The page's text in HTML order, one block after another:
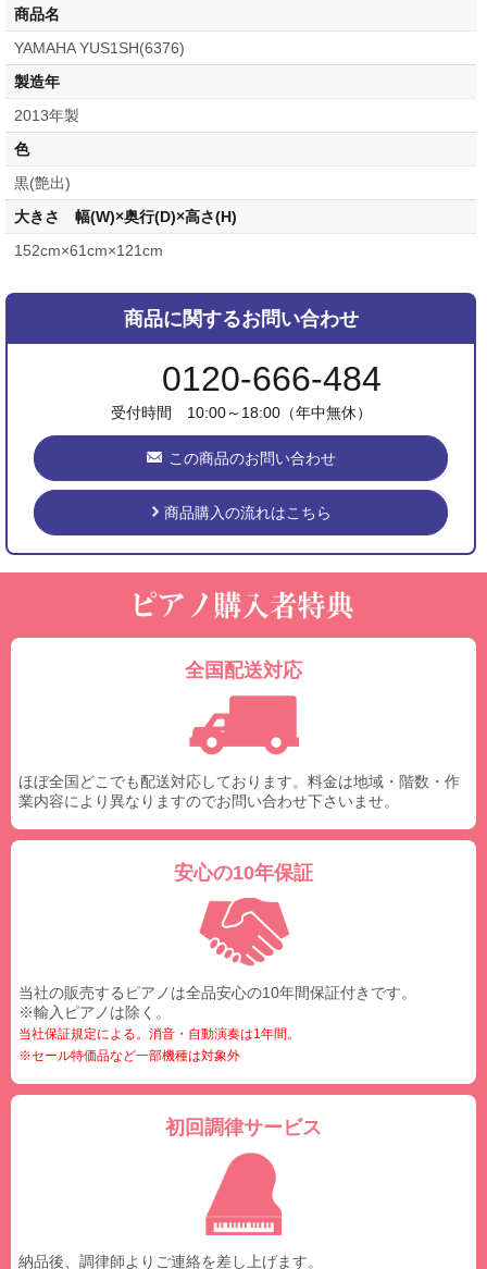
商品名
YAMAHA YUS1SH(6376)
製造年
2013年製
色
黒(艶出)
大きさ 幅(W)×奥行(D)×高さ(H)
152cm×61cm×121cm
商品に関するお問い合わせ
0120-666-484
受付時間 10:00～18:00（年中無休）
この商品のお問い合わせ
商品購入の流れはこちら
全国配送対応
ほぼ全国どこでも配送対応しております。料金は地域・階数・作
業内容により異なりますのでお問い合わせ下さいませ。
安心の10年保証
当社の販売するピアノは全品安心の10年間保証付きです。
※輸入ピアノは除く。
当社保証規定による。消音・自動演奏は1年間。
※セール特価品など一部機種は対象外
初回調律サービス
納品後、調律師よりご連絡を差し上げます。